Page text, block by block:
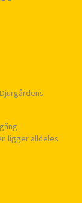
ligger alldeles